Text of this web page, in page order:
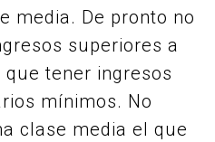
media. De pronto no
superiores a
tener ingresos
mínimos. No
clase media el que